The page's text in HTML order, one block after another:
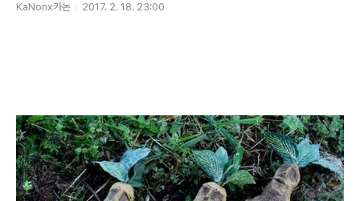
KaNonx카논 2017. 2. 18. 23:00